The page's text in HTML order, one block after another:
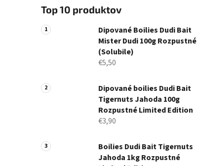
Top 10 produktov
Dipované Boilies Dudi Bait
Mister Dudi 100g Rozpustné
(Solubile)
€5,50
Dipované boilies Dudi Bait
Tigernuts Jahoda 100g
Rozpustné Limited Edition
€3,90
Boilies Dudi Bait Tigernuts
Jahoda 1kg Rozpustné